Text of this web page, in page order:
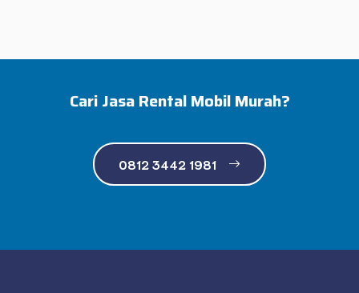
Cari Jasa Rental Mobil Murah?
0812 3442 1981